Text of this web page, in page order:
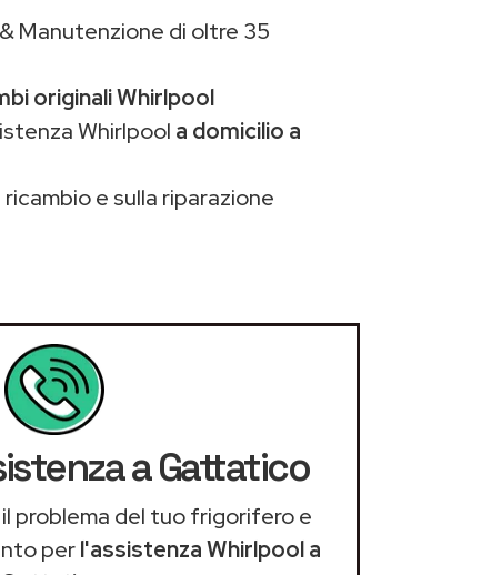
Manutenzione di oltre 35
originali Whirlpool
Whirlpool a domicilio a
ricambio e sulla riparazione
a Gattatico
problema del tuo frigorifero e
perl'assistenza Whirlpool a